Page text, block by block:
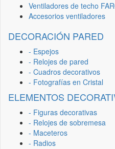
Ventiladores de techo
Accesorios ventiladores
DECORACIÓN PARED
- Espejos
- Relojes de pared
- Cuadros decorativos
- Fotografías en Cristal
ELEMENTOS
- Figuras decorativas
- Relojes de sobremesa
- Maceteros
- Radios